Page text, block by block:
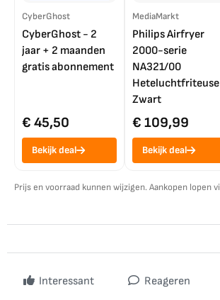
CyberGhost
CyberGhost - 2
jaar + 2 maanden
gratis abonnement
€ 45,50
Bekijk deal
MediaMarkt
Philips Airfryer
2000-serie
NA321/00
Heteluchtfriteuse
Zwart
€ 109,99
Bekijk deal
Prijs en voorraad kunnen wijzigen. Aankopen lopen
Interessant Reageren